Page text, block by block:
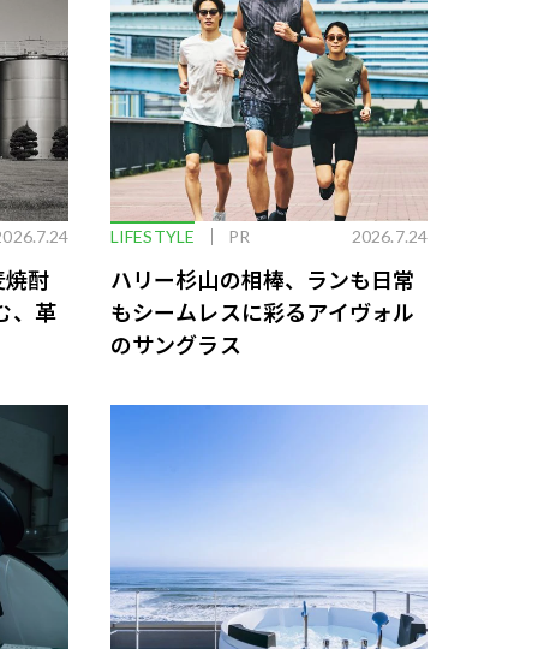
焼酎
、革
LIFESTYLE PR 2026.7.24
ハリー杉山の相棒、ランも日常
もシームレスに彩るアイヴォル
のサングラス